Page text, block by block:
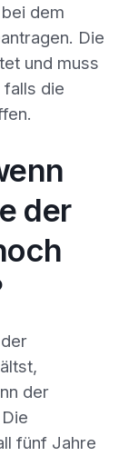
dem
Die
und muss
die
der
der
fünf Jahre